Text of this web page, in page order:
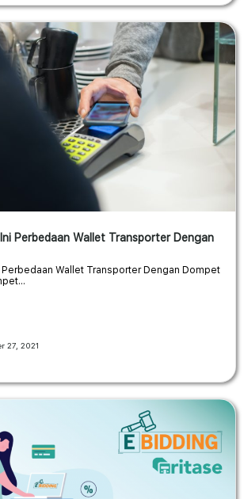
Perbedaan Wallet Transporter Dengan
Perbedaan Wallet Transporter Dengan Dompet
27, 2021